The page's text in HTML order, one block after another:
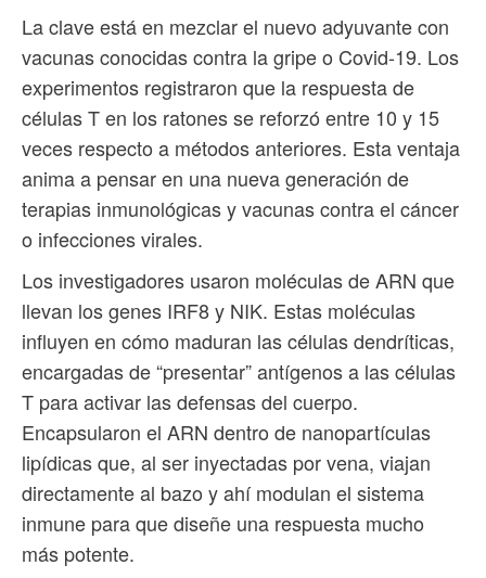
La clave está en mezclar el nuevo adyuvante con
vacunas conocidas contra la gripe o Covid-19. Los
experimentos registraron que la respuesta de
células T en los ratones se reforzó entre 10 y 15
veces respecto a métodos anteriores. Esta ventaja
anima a pensar en una nueva generación de
terapias inmunológicas y vacunas contra el cáncer
o infecciones virales.
Los investigadores usaron moléculas de ARN que
llevan los genes IRF8 y NIK. Estas moléculas
influyen en cómo maduran las células dendríticas,
encargadas de “presentar” antígenos a las células
T para activar las defensas del cuerpo.
Encapsularon el ARN dentro de nanopartículas
lipídicas que, al ser inyectadas por vena, viajan
directamente al bazo y ahí modulan el sistema
inmune para que diseñe una respuesta mucho
más potente.